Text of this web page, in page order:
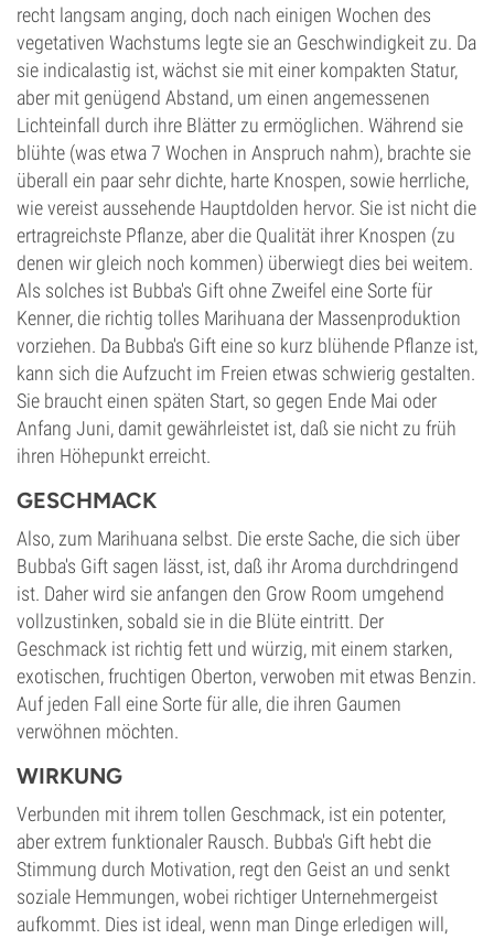
recht langsam anging, doch nach einigen Wochen des
vegetativen Wachstums legte sie an Geschwindigkeit zu. Da
sie indicalastig ist, wächst sie mit einer kompakten Statur,
aber mit genügend Abstand, um einen angemessenen
Lichteinfall durch ihre Blätter zu ermöglichen. Während sie
blühte (was etwa 7 Wochen in Anspruch nahm), brachte sie
überall ein paar sehr dichte, harte Knospen, sowie herrliche,
wie vereist aussehende Hauptdolden hervor. Sie ist nicht die
ertragreichste Pflanze, aber die Qualität ihrer Knospen (zu
denen wir gleich noch kommen) überwiegt dies bei weitem.
Als solches ist Bubba's Gift ohne Zweifel eine Sorte für
Kenner, die richtig tolles Marihuana der Massenproduktion
vorziehen. Da Bubba's Gift eine so kurz blühende Pflanze ist,
kann sich die Aufzucht im Freien etwas schwierig gestalten.
Sie braucht einen späten Start, so gegen Ende Mai oder
Anfang Juni, damit gewährleistet ist, daß sie nicht zu früh
ihren Höhepunkt erreicht.
GESCHMACK
Also, zum Marihuana selbst. Die erste Sache, die sich über
Bubba's Gift sagen lässt, ist, daß ihr Aroma durchdringend
ist. Daher wird sie anfangen den Grow Room umgehend
vollzustinken, sobald sie in die Blüte eintritt. Der
Geschmack ist richtig fett und würzig, mit einem starken,
exotischen, fruchtigen Oberton, verwoben mit etwas Benzin.
Auf jeden Fall eine Sorte für alle, die ihren Gaumen
verwöhnen möchten.
WIRKUNG
Verbunden mit ihrem tollen Geschmack, ist ein potenter,
aber extrem funktionaler Rausch. Bubba's Gift hebt die
Stimmung durch Motivation, regt den Geist an und senkt
soziale Hemmungen, wobei richtiger Unternehmergeist
aufkommt. Dies ist ideal, wenn man Dinge erledigen will,